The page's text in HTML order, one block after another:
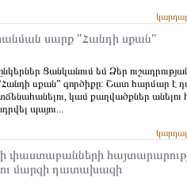
սարք "Հանդի սքան"
Ցանկանում եմ Ձեր
“Հանդի սքան” գործիքը: Շատ հարմար է
կամ քաղվածքներ անելու
պայու...
փաստաբանների
մարզի դատախազի